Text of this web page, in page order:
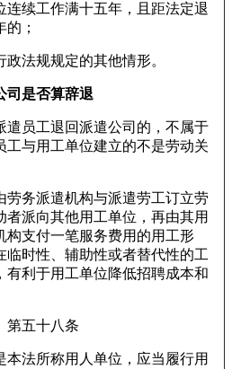
连续工作满十五年，且距法定退
；
政法规规定的其他情形。
司是否算辞退
遣员工退回派遣公司的，不属于
工与用工单位建立的不是劳动关
劳务派遣机构与派遣劳工订立劳
者派向其他用工单位，再由其用
构支付一笔服务费用的用工形
临时性、辅助性或者替代性的工
有利于用工单位降低招聘成本和
第五十八条
本法所称用人单位，应当履行用